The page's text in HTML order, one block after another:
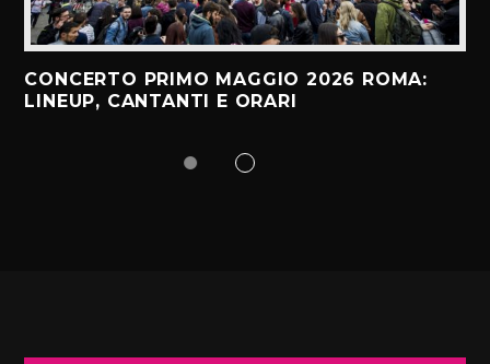
CONCERTO PRIMO MAGGIO 2026 ROMA:
LINEUP, CANTANTI E ORARI